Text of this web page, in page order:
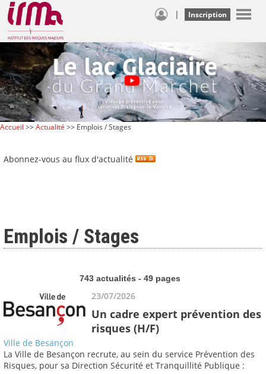
| Inscription
Accueil >>Actualité >> Emplois / Stages
Abonnez-vous au flux d'actualité
Emplois / Stages
743 actualités - 49 pages
23/07/2026
Un cadre expert prévention des
risques (H/F)
Ville de Besançon
La Ville de Besançon recrute, au sein du service Prévention des
Risques, pour sa Direction Sécurité et Tranquillité Publique :